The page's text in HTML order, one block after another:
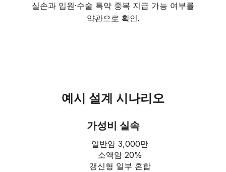
실손과 입원·수술 특약 중복 지급 가능 여부를
약관으로 확인.
예시 설계 시나리오
가성비 실속
일반암 3,000만
소액암 20%
갱신형 일부 혼합